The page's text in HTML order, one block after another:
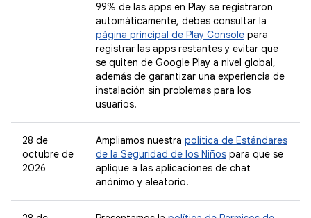
99% de las apps en Play se registraron
automáticamente, debes consultar la
página principal de Play Console para
registrar las apps restantes y evitar que
se quiten de Google Play a nivel global,
además de garantizar una experiencia de
instalación sin problemas para los
usuarios.
28 de
octubre de
2026
Ampliamos nuestra política de Estándares
de la Seguridad de los Niños para que se
aplique a las aplicaciones de chat
anónimo y aleatorio.